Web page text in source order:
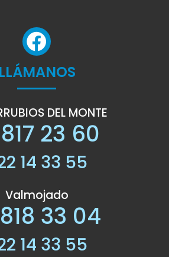
LLÁMANOS
DEL MONTE
23 60
14 33 55
Valmojado
33 04
14 33 55